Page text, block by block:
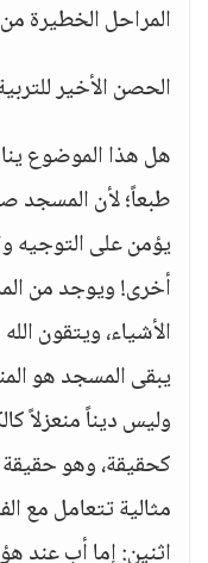
المراحل الخطيرة
الحصن الأخير
هل هذا الموضوع
طبعاً؛ لأن المسجد
يؤمن على التوجيه
أخرى! ويوجد من
الأشياء، ويتقون
يبقى المسجد هو
وليس ديناً منعزلاً
كحقيقة، وهو
مثالية تتعامل مع
اثنين: إما أب عند